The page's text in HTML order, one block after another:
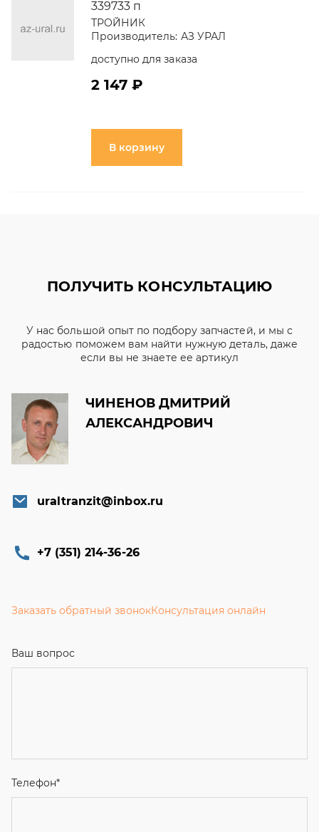
339733 п
ТРОЙНИК
Производитель: АЗ УРАЛ
доступно для заказа
2 147 ₽
В корзину
ПОЛУЧИТЬ КОНСУЛЬТАЦИЮ
У нас большой опыт по подбору запчастей, и мы с
радостью поможем вам найти нужную деталь, даже
если вы не знаете ее артикул
ЧИНЕНОВ ДМИТРИЙ
АЛЕКСАНДРОВИЧ
uraltranzit@inbox.ru
+7 (351) 214-36-26
Заказать обратный звонокКонсультация онлайн
Ваш вопрос